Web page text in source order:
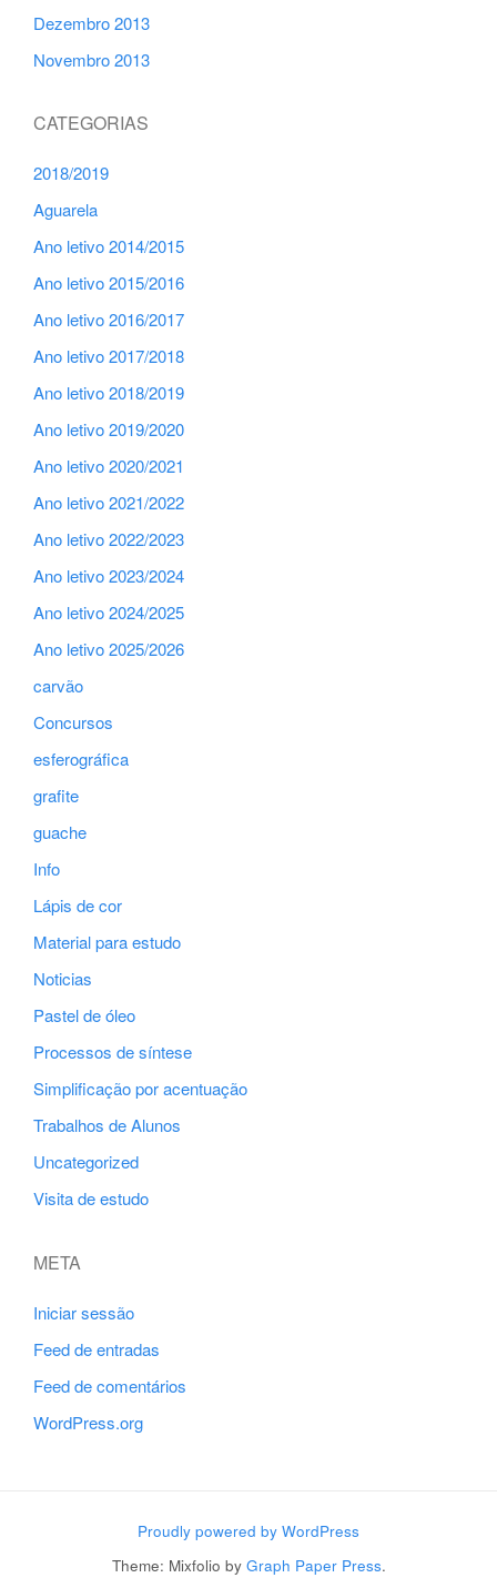
Dezembro 2013
Novembro 2013
CATEGORIAS
2018/2019
Aguarela
Ano letivo 2014/2015
Ano letivo 2015/2016
Ano letivo 2016/2017
Ano letivo 2017/2018
Ano letivo 2018/2019
Ano letivo 2019/2020
Ano letivo 2020/2021
Ano letivo 2021/2022
Ano letivo 2022/2023
Ano letivo 2023/2024
Ano letivo 2024/2025
Ano letivo 2025/2026
carvão
Concursos
esferográfica
grafite
guache
Info
Lápis de cor
Material para estudo
Noticias
Pastel de óleo
Processos de síntese
Simplificação por acentuação
Trabalhos de Alunos
Uncategorized
Visita de estudo
META
Iniciar sessão
Feed de entradas
Feed de comentários
WordPress.org
Proudly powered by WordPress
Theme: Mixfolio by Graph Paper Press.